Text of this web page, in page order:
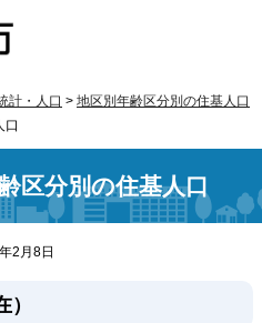
計・人口 > 地区別年齢区分別の住基人口
口
区分別の住基人口
2月8日